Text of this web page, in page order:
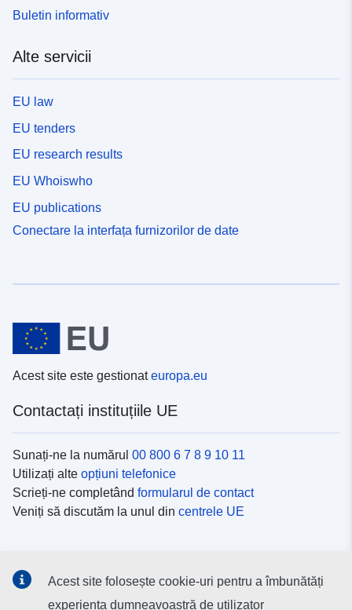
Buletin informativ
Alte servicii
EU law
EU tenders
EU research results
EU Whoiswho
EU publications
Conectare la interfața furnizorilor de date
Acest site este gestionateuropa.eu
Contactați instituțiile UE
Sunați-ne la numărul 00 800 6 7 8 9 10 11
Utilizați alte opțiuni telefonice
Scrieți-ne completând formularul de contact
Veniți să discutăm la unul din centrele UE
Descoperiți canalele UEpe rețelele sociale
Acest site folosește cookie-uri pentru a îmbunătăți
experiența dumneavoastră de utilizator